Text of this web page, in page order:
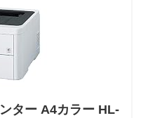
ター A4カラー HL-